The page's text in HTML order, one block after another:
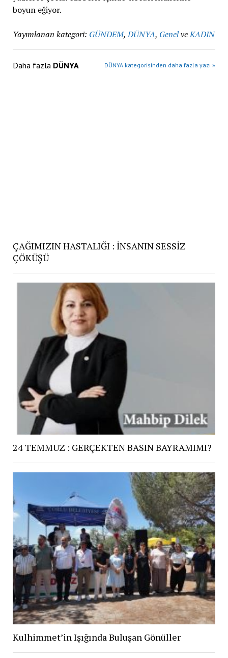
boyun eğiyor.
Yayımlanan kategori: GÜNDEM,DÜNYA, GenelveKADIN
Daha fazla DÜNYA DÜNYA kategorisinden daha fazla yazı »
ÇAĞIMIZIN HASTALIĞI : İNSANIN SESSİZ
ÇÖKÜŞÜ
24 TEMMUZ : GERÇEKTEN BASIN BAYRAMIMI?
Kulhimmet’in Işığında Buluşan Gönüller